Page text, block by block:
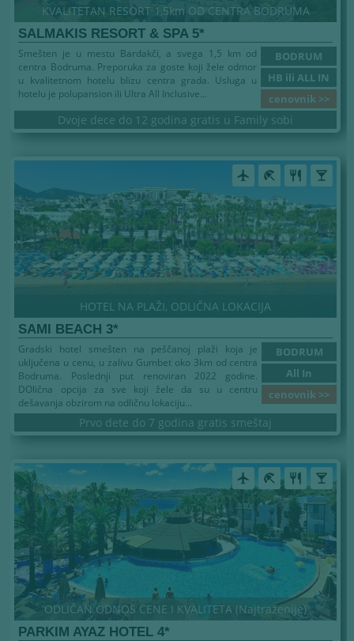
KVALITETAN RESORT 1,5km OD CENTRA BODRUMA
SALMAKIS RESORT & SPA 5*
BODRUM
HB ili ALL IN
cenovnik >>
Smešten je u mestu Bardakči, a svega 1,5 km od
centra Bodruma. Preporuka za goste koji žele odmor
u kvalitetnom hotelu blizu centra grada. Usluga u
hotelu je polupansion ili Ultra All Inclusive...
Dvoje dece do 12 godina gratis u Family sobi
airplanemode_active beach_access restaurant local_bar
HOTEL NA PLAŽI, ODLIČNA LOKACIJA
SAMI BEACH 3*
BODRUM
All In
cenovnik >>
Gradski hotel smešten na peščanoj plaži koja je
uključena u cenu, u zalivu Gumbet oko 3km od centra
Bodruma. Poslednji put renoviran 2022 godine.
DOlična opcija za sve koji žele da su u centru
dešavanja obzirom na odličnu lokaciju...
Prvo dete do 7 godina gratis smeštaj
airplanemode_active beach_access restaurant local_bar
ODLIČAN ODNOS CENE I KVALITETA (Najtraženije)
PARKIM AYAZ HOTEL 4*